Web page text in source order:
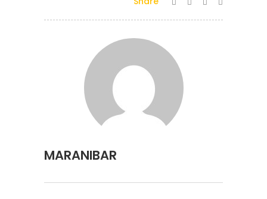
MARANIBAR